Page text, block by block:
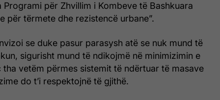
për Zhvillim i Kombeve të Bashkuara
për tërmete dhe rezistencë urbane”.
se duke pasur parasysh atë se nuk mund të
sigurisht mund të ndikojmë në minimizimin e
tha vetëm përmes sistemit të ndërtuar të masave
do t’i respektojnë të gjithë.